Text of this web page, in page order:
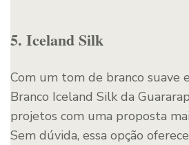
5. Iceland Silk
Com um tom de branco suave
Branco Iceland Silk da
projetos com uma proposta
Sem dúvida, essa opção